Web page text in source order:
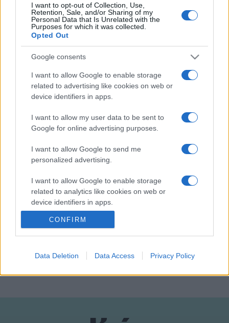
I want to opt-out of Collection, Use,
Retention, Sale, and/or Sharing of my
Personal Data that Is Unrelated with the
Purposes for which it was collected.
Opted Out
Google consents
I want to allow Google to enable storage
related to advertising like cookies on web or
device identifiers in apps.
I want to allow my user data to be sent to
Google for online advertising purposes.
I want to allow Google to send me
personalized advertising.
I want to allow Google to enable storage
related to analytics like cookies on web or
device identifiers in apps.
I want to allow Google to enable storage
I want to allow Google to enable storage
CONFIRM
Data Deletion Data Access Privacy Policy
haldoklását. Mondhatom, hogy ez a tizenvalahány év
megpecsételte a sorsom, megváltoztatta az életemet.
Csakhogy ebben a dologban az, amit háborúnak
neveznek, csak egy külsőség. Főleg a diplomaták
játszadoztak vele, miközben a haditudósítók politikai
dárdáikkal a vákuumban futkároztak, a háttérben pedig
szabadcsapatok, a martalócok gyilkolták a civileket. Ez
mögött rajzolódott ki a balkáni tömegsírok kultúrája,
amely egy egészen új megvilágításba vetette az embert.
Engem ez a belső ördögi metamorfózis és életforma
érdekelt, talán ezért lettem a lelki háború haditudósítója
MEGOSZTÁS